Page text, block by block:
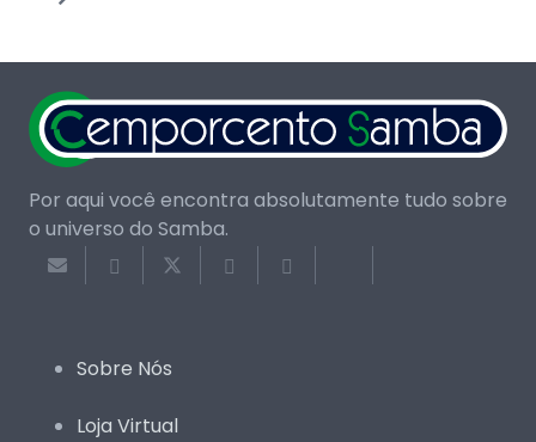
Por aqui você encontra absolutamente tudo sobre
o universo do Samba.
Sobre Nós
Loja Virtual